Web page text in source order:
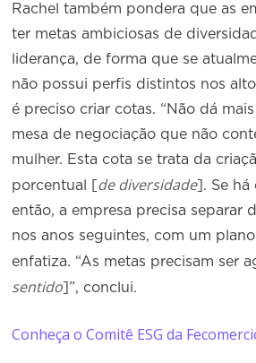
Rachel também pondera que as
ter metas ambiciosas de
liderança, de forma que se
não possui perfis distintos nos
é preciso criar cotas. “Não dá
mesa de negociação que não
mulher. Esta cota se trata da
porcentual [ de diversidade]. Se há
então, a empresa precisa separar
nos anos seguintes, com um
enfatiza. “As metas precisam ser
sentido ]”, conclui.
Conheça o Comitê ESG da